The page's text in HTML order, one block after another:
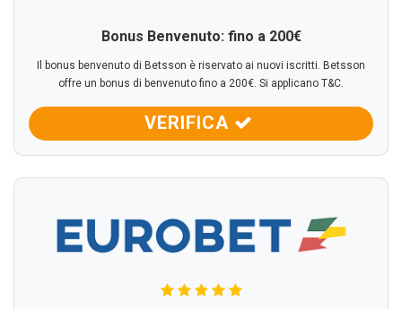
Bonus Benvenuto: fino a 200€
Il bonus benvenuto di Betsson è riservato ai nuovi iscritti. Betsson
offre un bonus di benvenuto fino a 200€. Si applicano T&C.
VERIFICA